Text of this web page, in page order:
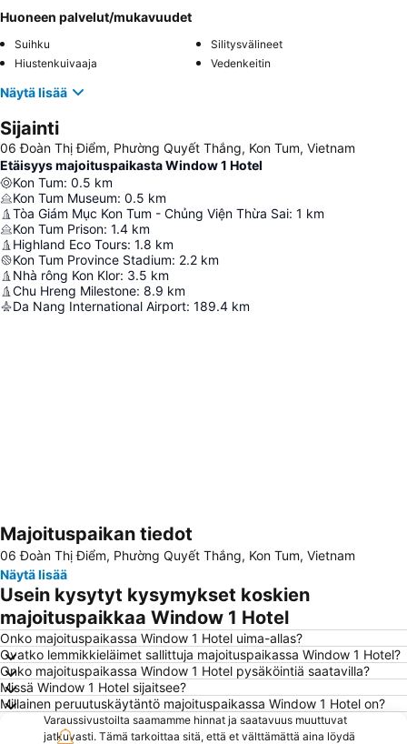
Huoneen palvelut/mukavuudet
Suihku
Silitysvälineet
Hiustenkuivaaja
Vedenkeitin
Näytä lisää
Sijainti
06 Đoàn Thị Điểm, Phường Quyết Thắng, Kon Tum, Vietnam
Etäisyys majoituspaikasta Window 1 Hotel
Kon Tum: 0.5 km
Kon Tum Museum: 0.5 km
Tòa Giám Mục Kon Tum - Chủng Viện Thừa Sai: 1 km
Kon Tum Prison: 1.4 km
Highland Eco Tours: 1.8 km
Kon Tum Province Stadium: 2.2 km
Nhà rông Kon Klor: 3.5 km
Chu Hreng Milestone: 8.9 km
Da Nang International Airport: 189.4 km
Laajenna kartta
Majoituspaikan tiedot
06 Đoàn Thị Điểm, Phường Quyết Thắng, Kon Tum, Vietnam
Näytä lisää
Usein kysytyt kysymykset koskien
majoituspaikkaa Window 1 Hotel
Onko majoituspaikassa Window 1 Hotel uima-allas?
Ovatko lemmikkieläimet sallittuja majoituspaikassa Window 1 Hotel?
Onko majoituspaikassa Window 1 Hotel pysäköintiä saatavilla?
Missä Window 1 Hotel sijaitsee?
Millainen peruutuskäytäntö majoituspaikassa Window 1 Hotel on?
Varaussivustoilta saamamme hinnat ja saatavuus muuttuvat
jatkuvasti. Tämä tarkoittaa sitä, että et välttämättä aina löydä